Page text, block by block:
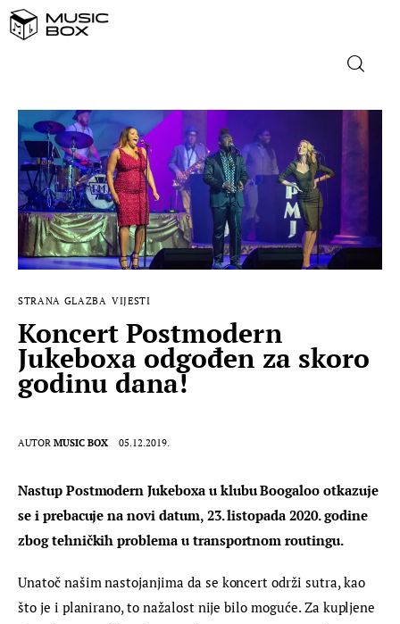
NASLOVNICA
DOMAĆA GLAZBA
STRANA GLAZBA
FILM
MUSIC BOX
STRANA GLAZBA VIJESTI
Koncert Postmodern
Jukeboxa odgođen za skoro
godinu dana!
AUTOR MUSIC BOX 05.12.2019.
Nastup Postmodern Jukeboxa u klubu Boogaloo otkazuje
se i prebacuje na novi datum, 23. listopada 2020. godine
zbog tehničkih problema u transportnom routingu.
Unatoč našim nastojanjima da se koncert održi sutra, kao
što je i planirano, to nažalost nije bilo moguće. Za kupljene